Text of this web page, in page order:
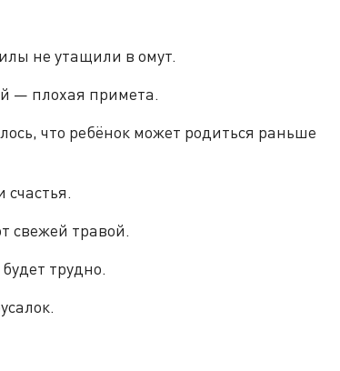
не утащили в омут.
— плохая примета.
что ребёнок может родиться раньше
счастья.
свежей травой.
трудно.